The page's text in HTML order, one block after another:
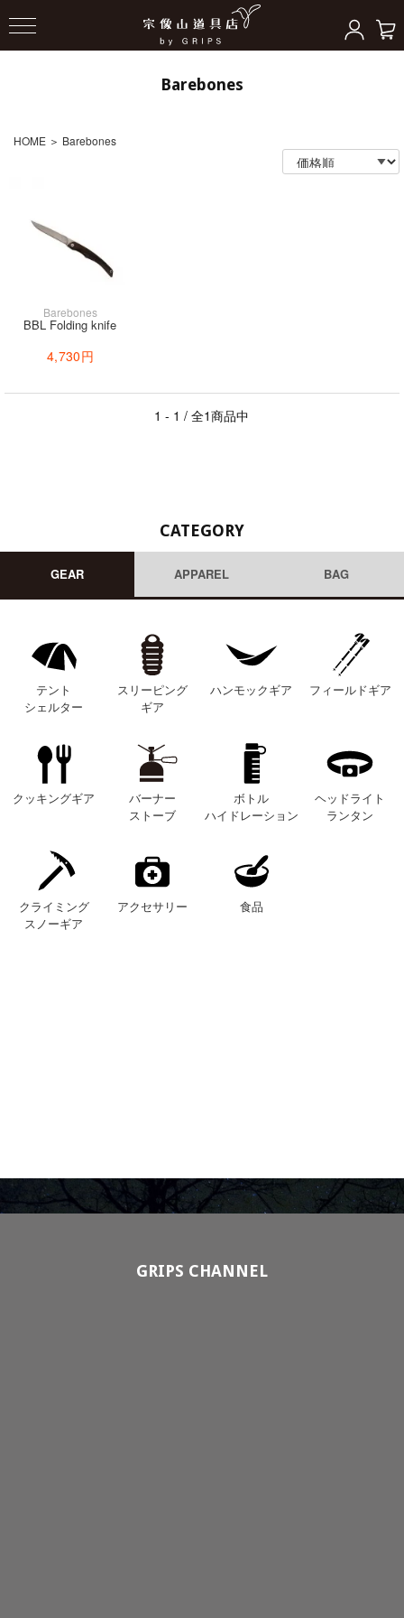
Barebones
HOME ＞ Barebones
Barebones
BBL Folding knife
4,730円
1 - 1 / 全1商品中
CATEGORY
GEAR APPAREL BAG
テント
シェルター
スリーピング
ギア
ハンモックギア フィールドギア
クッキングギア
バーナー
ストーブ
ボトル
ハイドレーション
ヘッドライト
ランタン
クライミング
スノーギア
アクセサリー 食品
GRIPS CHANNEL